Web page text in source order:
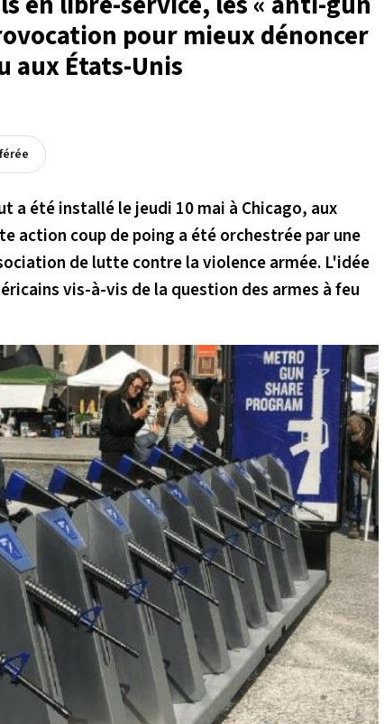
pour mieux dénoncer
aux États-Unis
a été installé le jeudi 10 mai à Chicago, aux
action coup de poing a été orchestrée par une
de lutte contre la violence armée. L'idée
vis-à-vis de la question des armes à feu